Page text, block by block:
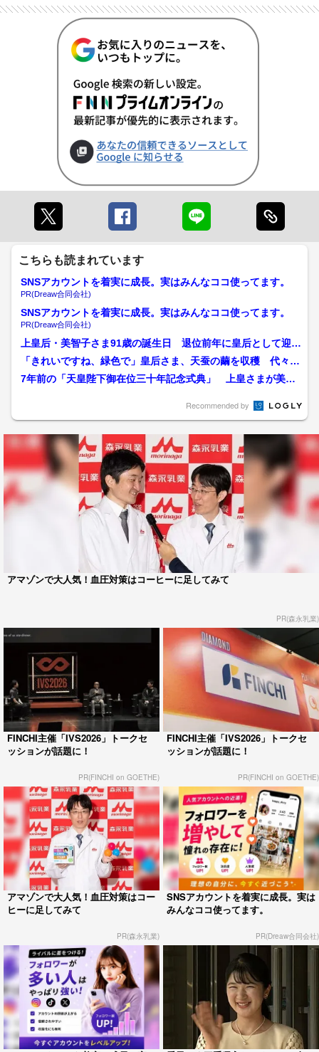
こちらも読まれています
SNSアカウントを着実に成長。実はみんなココ使ってます。
PR(Dreaw合同会社)
SNSアカウントを着実に成長。実はみんなココ使ってます。
PR(Dreaw合同会社)
上皇后・美智子さま91歳の誕生日 退位前年に皇后として迎え
る最後の誕生日に美智子...
「きれいですね、緑色で」皇后さま、天蚕の繭を収穫 代々受
け継がれるご養蚕 天皇陛...
7年前の「天皇陛下御在位三十年記念式典」 上皇さまが美智
Recommended by
アマゾンで大人気！血圧対策はコーヒーに足してみて
PR(森永乳業)
FINCHI主催「IVS2026」トークセ
ッションが話題に！
PR(FINCHI on GOETHE)
FINCHI主催「IVS2026」トークセ
ッションが話題に！
PR(FINCHI on GOETHE)
アマゾンで大人気！血圧対策はコー
ヒーに足してみて
PR(森永乳業)
SNSアカウントを着実に成長。実は
みんなココ使ってます。
PR(Dreaw合同会社)